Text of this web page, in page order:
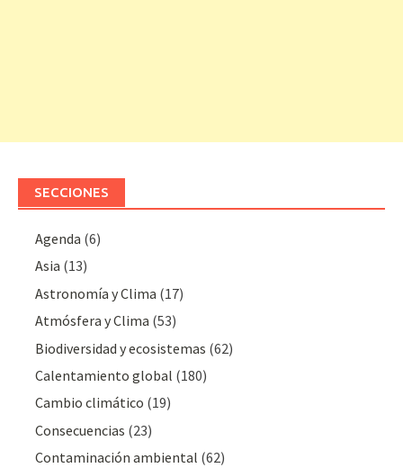
SECCIONES
Agenda (6)
Asia (13)
Astronomía y Clima (17)
Atmósfera y Clima (53)
Biodiversidad y ecosistemas (62)
Calentamiento global (180)
Cambio climático (19)
Consecuencias (23)
Contaminación ambiental (62)